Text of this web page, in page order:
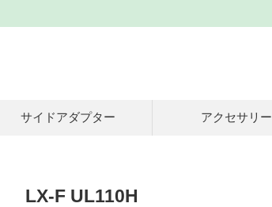
サイドアダプター アクセサリー
LX-F UL110H